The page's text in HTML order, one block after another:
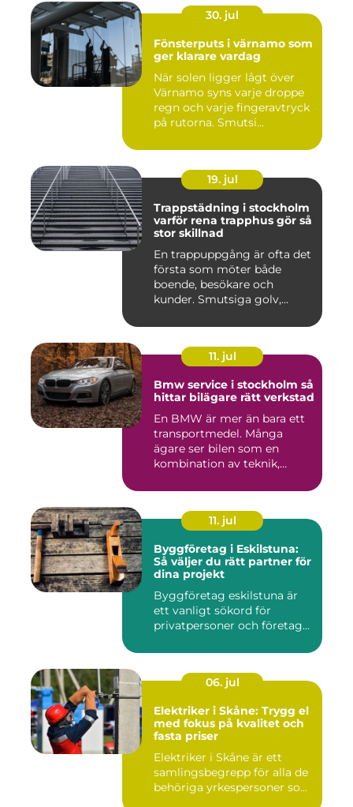
30. jul
Fönsterputs i värnamo som
ger klarare vardag
När solen ligger lågt över
Värnamo syns varje droppe
regn och varje fingeravtryck
på rutorna. Smutsi...
19. jul
Trappstädning i stockholm
varför rena trapphus gör så
stor skillnad
En trappuppgång är ofta det
första som möter både
boende, besökare och
kunder. Smutsiga golv,
11. jul
Bmw service i stockholm så
hittar bilägare rätt verkstad
En BMW är mer än bara ett
transportmedel. Många
ägare ser bilen som en
kombination av teknik,
11. jul
Byggföretag i Eskilstuna:
Så väljer du rätt partner för
dina projekt
Byggföretag eskilstuna är
ett vanligt sökord för
privatpersoner och företag...
06. jul
Elektriker i Skåne: Trygg el
med fokus på kvalitet och
fasta priser
Elektriker i Skåne är ett
samlingsbegrepp för alla de
behöriga yrkespersoner so...